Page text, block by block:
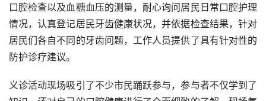
口腔检查以及血糖血压的测量，耐心询问居民日常口腔护理
情况，认真登记居民牙齿健康状况，并依据检查结果，针对
居民们各自不同的牙齿问题，工作人员提供了具有针对性的
防护诊疗建议。
义诊活动现场吸引了不少市民踊跃参与，参与者不仅学到了